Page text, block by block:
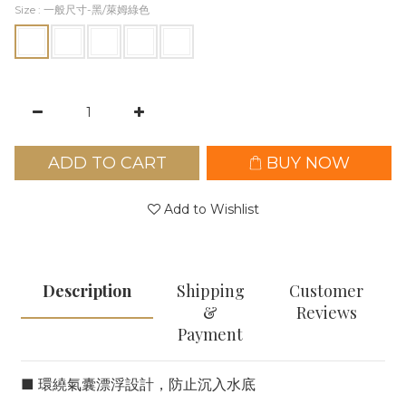
Size : 一般尺寸-黑/萊姆綠色
ADD TO CART BUY NOW
Add to Wishlist
Description
Shipping
&
Payment
Customer
Reviews
■ 環繞氣囊漂浮設計，防止沉入水底